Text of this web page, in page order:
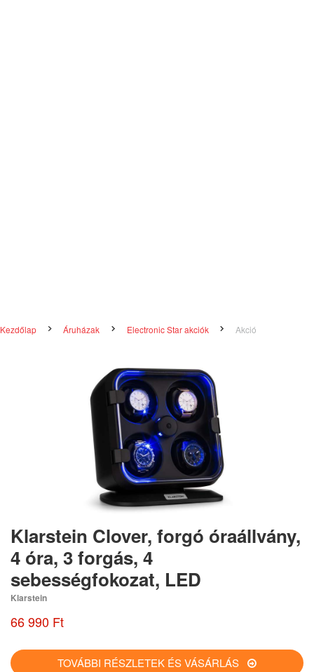
Kezdőlap Áruházak Electronic Star akciók Akció
Klarstein Clover, forgó óraállvány,
4 óra, 3 forgás, 4
sebességfokozat, LED
Klarstein
66 990 Ft
TOVÁBBI RÉSZLETEK ÉS VÁSÁRLÁS